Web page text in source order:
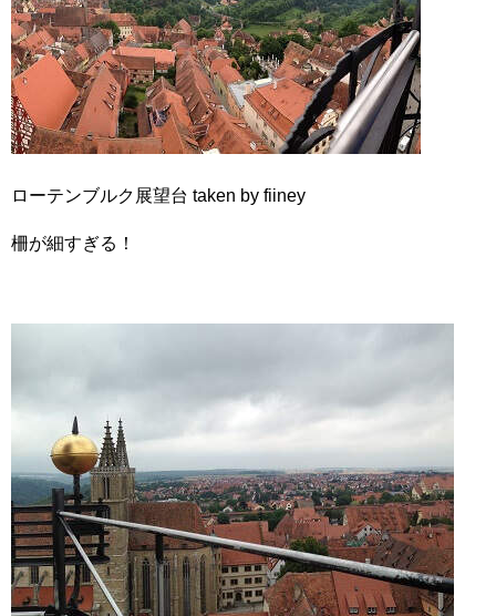
ローテンブルク展望台 taken by fiiney
柵が細すぎる！